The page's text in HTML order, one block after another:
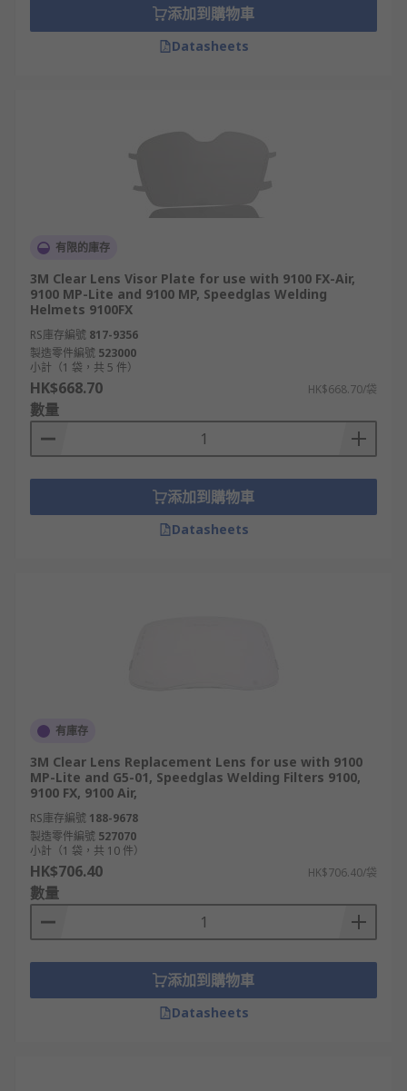
添加到購物車
Datasheets
有限的庫存
3M Clear Lens Visor Plate for use with 9100 FX-Air,
9100 MP-Lite and 9100 MP, Speedglas Welding
Helmets 9100FX
RS庫存編號 817-9356
製造零件編號 523000
小計（1 袋，共 5 件）
HK$668.70 HK$668.70/袋
數量
添加到購物車
Datasheets
有庫存
3M Clear Lens Replacement Lens for use with 9100
MP-Lite and G5-01, Speedglas Welding Filters 9100,
9100 FX, 9100 Air,
RS庫存編號 188-9678
製造零件編號 527070
小計（1 袋，共 10 件）
HK$706.40 HK$706.40/袋
數量
添加到購物車
Datasheets